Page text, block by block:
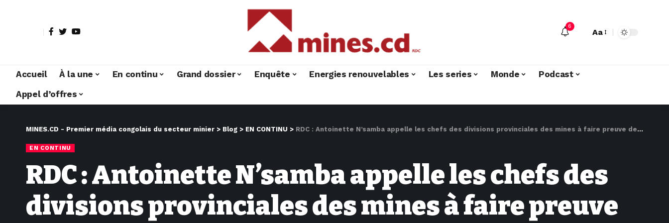
6
Aa
Accueil À la une En continu Grand dossier Enquête Energies renouvelables Les series Monde
Podcast
Appel d’offres
MINES.CD - Premier média congolais du secteur minier > Blog > EN CONTINU > RDC : Antoinette N’samba appelle les chefs des divisions provinciales des mines à faire preuve de probité morale
EN CONTINU
RDC : Antoinette N’samba appelle les chefs des
divisions provinciales des mines à faire preuve